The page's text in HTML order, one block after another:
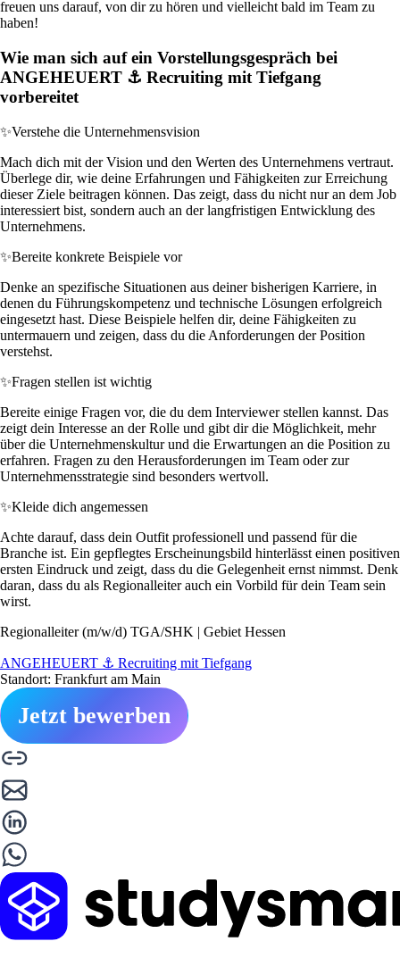
freuen uns darauf, von dir zu hören und vielleicht bald im Team zu
haben!
Wie man sich auf ein Vorstellungsgespräch bei
ANGEHEUERT ⚓ Recruiting mit Tiefgang
vorbereitet
✨Verstehe die Unternehmensvision
Mach dich mit der Vision und den Werten des Unternehmens vertraut.
Überlege dir, wie deine Erfahrungen und Fähigkeiten zur Erreichung
dieser Ziele beitragen können. Das zeigt, dass du nicht nur an dem Job
interessiert bist, sondern auch an der langfristigen Entwicklung des
Unternehmens.
✨Bereite konkrete Beispiele vor
Denke an spezifische Situationen aus deiner bisherigen Karriere, in
denen du Führungskompetenz und technische Lösungen erfolgreich
eingesetzt hast. Diese Beispiele helfen dir, deine Fähigkeiten zu
untermauern und zeigen, dass du die Anforderungen der Position
verstehst.
✨Fragen stellen ist wichtig
Bereite einige Fragen vor, die du dem Interviewer stellen kannst. Das
zeigt dein Interesse an der Rolle und gibt dir die Möglichkeit, mehr
über die Unternehmenskultur und die Erwartungen an die Position zu
erfahren. Fragen zu den Herausforderungen im Team oder zur
Unternehmensstrategie sind besonders wertvoll.
✨Kleide dich angemessen
Achte darauf, dass dein Outfit professionell und passend für die
Branche ist. Ein gepflegtes Erscheinungsbild hinterlässt einen positiven
ersten Eindruck und zeigt, dass du die Gelegenheit ernst nimmst. Denk
daran, dass du als Regionalleiter auch ein Vorbild für dein Team sein
wirst.
Regionalleiter (m/w/d) TGA/SHK | Gebiet Hessen
ANGEHEUERT ⚓ Recruiting mit Tiefgang
Standort: Frankfurt am Main
Jetzt bewerben